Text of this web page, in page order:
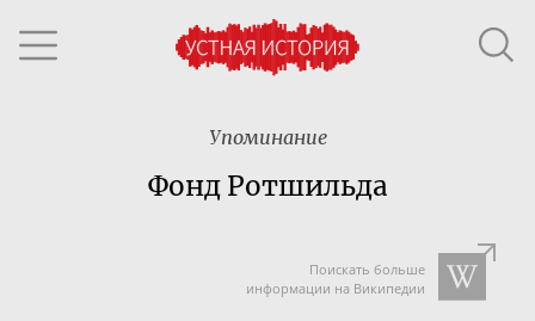
Упоминание
Фонд Ротшильда
Поискать больше
информации на Википедии